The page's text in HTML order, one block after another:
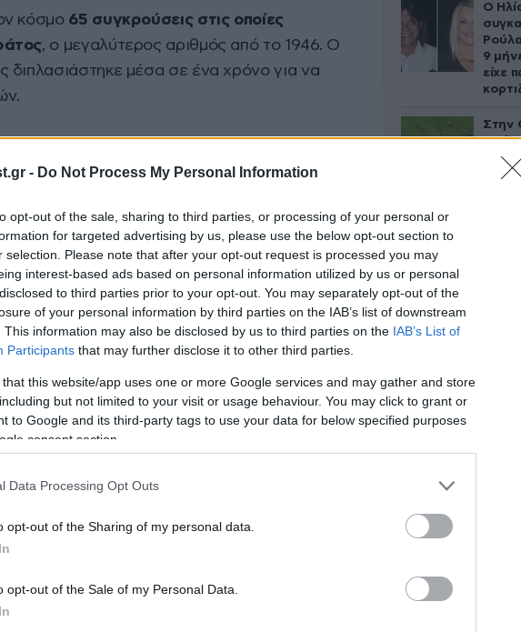
- Do Not Process My Personal Information
opt-out of the sale, sharing to third parties, or processing of your personal or
for targeted advertising by us, please use the below opt-out section to
selection. Please note that after your opt-out request is processed you may
interest-based ads based on personal information utilized by us or personal
to third parties prior to your opt-out. You may separately opt-out of the
of your personal information by third parties on the IAB’s list of downstream
This information may also be disclosed by us to third parties on the IAB’s List of
Participants that may further disclose it to other third parties.
that this website/app uses one or more Google services and may gather and store
but not limited to your visit or usage behaviour. You may click to grant or
to Google and its third-party tags to use your data for below specified purposes
consent section.
Data Processing Opt Outs
opt-out of the Sharing of my personal data.
opt-out of the Sale of my Personal Data.
κόσμο 65 συγκρούσεις στις οποίες
, ο μεγαλύτερος αριθμός από το 1946. Ο
διπλασιάστηκε μέσα σε ένα χρόνο για να
οι εντάσεις μεταξύ Ινδίας-Πακιστάν,
Ταϊλάνδης, η ρωσική εισβολή στην
επιχείρηση στη Συρία γύρω από τα
την ανατροπή του καθεστώτος του Μπασάρ
που συνδέονται με περιφερειακές εντάσεις
χρονιά μετά το τέλος του Ψυχρού
να συνδέονται άμεσα με συγκρούσεις ή
σκοτώθηκαν σε επιθέσεις που είχαν στόχο
Ο
9
είχε
Στην
να
ώρα
στο
του
που